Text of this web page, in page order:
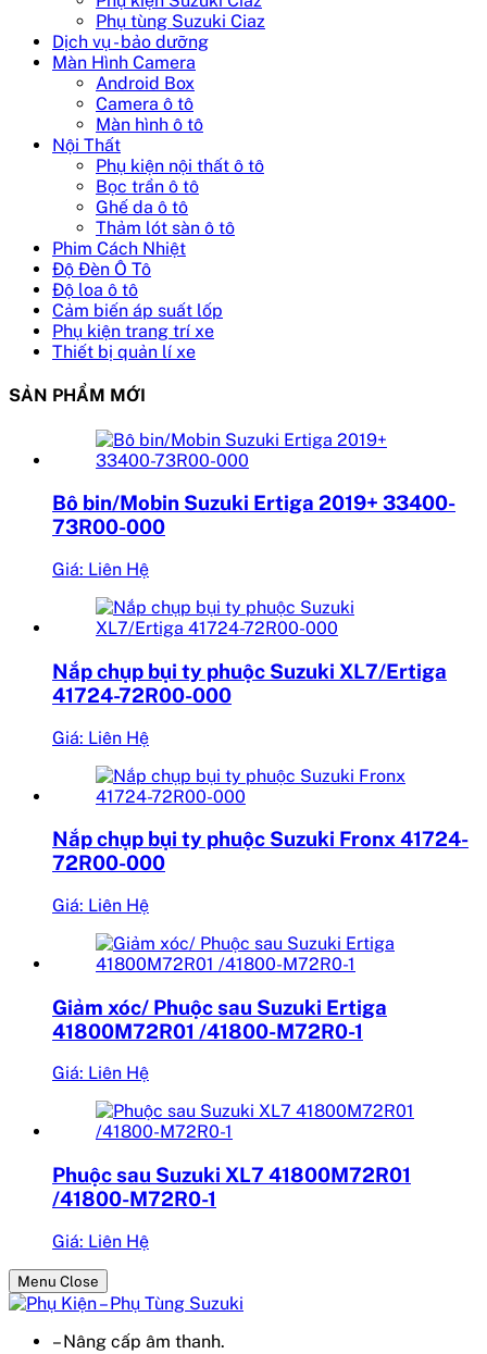
Phụ tùng Suzuki Ciaz
Dịch vụ - bảo dưỡng
Màn Hình Camera
Android Box
Camera ô tô
Màn hình ô tô
Nội Thất
Phụ kiện nội thất ô tô
Bọc trần ô tô
Ghế da ô tô
Thảm lót sàn ô tô
Phim Cách Nhiệt
Độ Đèn Ô Tô
Độ loa ô tô
Cảm biến áp suất lốp
Phụ kiện trang trí xe
Thiết bị quản lí xe
SẢN PHẨM MỚI
Bô bin/Mobin Suzuki Ertiga 2019+ 33400-
73R00-000
Giá: Liên Hệ
Nắp chụp bụi ty phuộc Suzuki XL7/Ertiga
41724-72R00-000
Giá: Liên Hệ
Nắp chụp bụi ty phuộc Suzuki Fronx 41724-
72R00-000
Giá: Liên Hệ
Giảm xóc/ Phuộc sau Suzuki Ertiga
41800M72R01 /41800-M72R0-1
Giá: Liên Hệ
Phuộc sau Suzuki XL7 41800M72R01
/41800-M72R0-1
Giá: Liên Hệ
Menu Close
– Nâng cấp âm thanh.